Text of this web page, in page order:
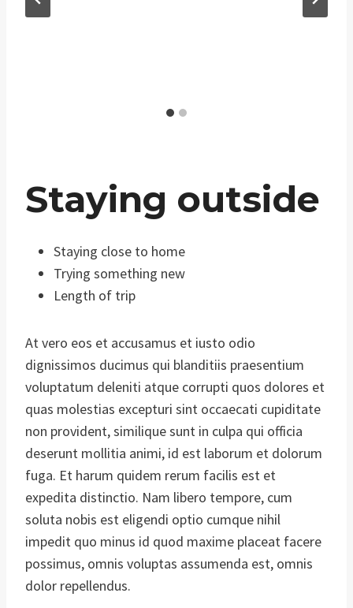
Staying outside
Staying close to home
Trying something new
Length of trip
At vero eos et accusamus et iusto odio
dignissimos ducimus qui blanditiis praesentium
voluptatum deleniti atque corrupti quos dolores et
quas molestias excepturi sint occaecati cupiditate
non provident, similique sunt in culpa qui officia
deserunt mollitia animi, id est laborum et dolorum
fuga. Et harum quidem rerum facilis est et
expedita distinctio. Nam libero tempore, cum
soluta nobis est eligendi optio cumque nihil
impedit quo minus id quod maxime placeat facere
possimus, omnis voluptas assumenda est, omnis
dolor repellendus.